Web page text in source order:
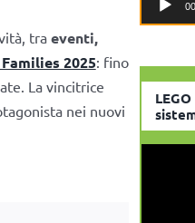
tra eventi,
2025: fino
La vincitrice
nei nuovi